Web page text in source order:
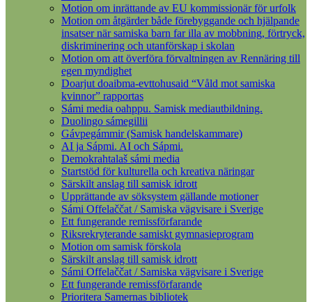
Motion om inrättande av EU kommissionär för urfolk
Motion om åtgärder både förebyggande och hjälpande
insatser när samiska barn far illa av mobbning, förtryck,
diskriminering och utanförskap i skolan
Motion om att överföra förvaltningen av Rennäring till
egen myndighet
Doarjut doaibma-evttohusaid “Våld mot samiska
kvinnor” rapportas
Sámi media oahppu. Samisk mediautbildning.
Duolingo sámegillii
Gávpegámmir (Samisk handelskammare)
AI ja Sápmi. AI och Sápmi.
Demokrahtalaš sámi media
Startstöd för kulturella och kreativa näringar
Särskilt anslag till samisk idrott
Upprättande av söksystem gällande motioner
Sámi Offelaččat / Samiska vägvisare i Sverige
Ett fungerande remissförfarande
Riksrekryterande samiskt gymnasieprogram
Motion om samisk förskola
Särskilt anslag till samisk idrott
Sámi Offelaččat / Samiska vägvisare i Sverige
Ett fungerande remissförfarande
Prioritera Samernas bibliotek